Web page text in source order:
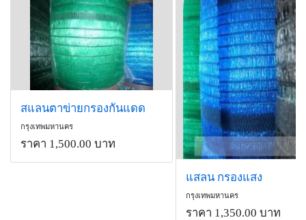
สแลนตาข่ายกรองกันแดด
กรุงเทพมหานคร
ราคา 1,500.00 บาท
แสลน กรองแสง
กรุงเทพมหานคร
ราคา 1,350.00 บาท